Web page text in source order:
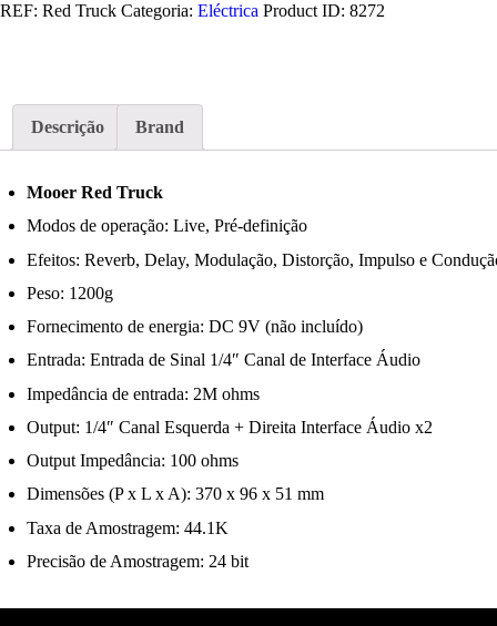
REF: Red Truck Categoria: Eléctrica Product ID: 8272
Descrição Brand
Mooer Red Truck
Modos de operação: Live, Pré-definição
Efeitos: Reverb, Delay, Modulação, Distorção, Impulso e
Peso: 1200g
Fornecimento de energia: DC 9V (não incluído)
Entrada: Entrada de Sinal 1/4″ Canal de Interface Áudio
Impedância de entrada: 2M ohms
Output: 1/4″ Canal Esquerda + Direita Interface Áudio x2
Output Impedância: 100 ohms
Dimensões (P x L x A): 370 x 96 x 51 mm
Taxa de Amostragem: 44.1K
Precisão de Amostragem: 24 bit